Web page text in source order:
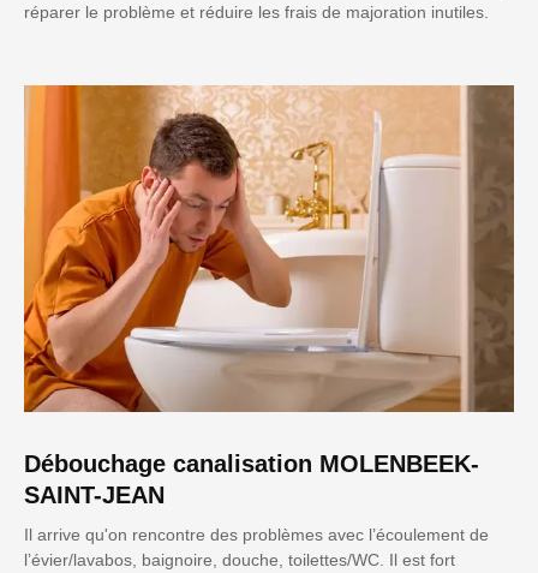
réparer le problème et réduire les frais de majoration inutiles.
Débouchage canalisation MOLENBEEK-
SAINT-JEAN
Il arrive qu'on rencontre des problèmes avec l’écoulement de
l’évier/lavabos, baignoire, douche, toilettes/WC. Il est fort